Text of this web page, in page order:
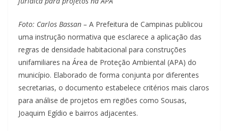
Foto: Carlos Bassan – A Prefeitura de Campinas publicou
uma instrução normativa que esclarece a aplicação das
regras de densidade habitacional para construções
unifamiliares na Área de Proteção Ambiental (APA) do
município. Elaborado de forma conjunta por diferentes
secretarias, o documento estabelece critérios mais claros
para análise de projetos em regiões como Sousas,
Joaquim Egídio e bairros adjacentes.